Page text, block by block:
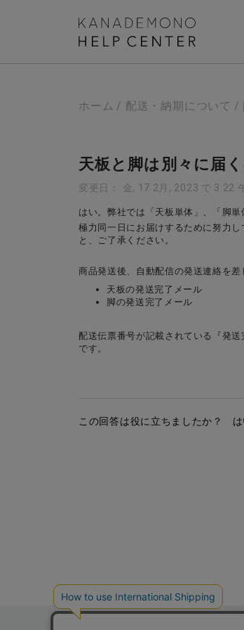
ホーム 配送・納期について
天板と脚は別々に届
変更日： 金, 17 2月, 2023 で 3:22
はい。弊社では「天板単体」、「脚
極力同一日にお届けするために努力
と、ご了承ください。
商品発送後、自動配信の発送連絡を差
天板の発送完了メール
脚の発送完了メール
配送伝票番号が記載されている『発
です。
この回答は役に立ちましたか？